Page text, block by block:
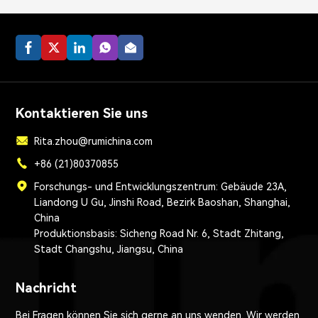
Kontaktieren Sie uns
Rita.zhou@rumichina.com
+86 (21)80370855
Forschungs- und Entwicklungszentrum: Gebäude 23A,
Liandong U Gu, Jinshi Road, Bezirk Baoshan, Shanghai,
China
Produktionsbasis: Sicheng Road Nr. 6, Stadt Zhitang,
Stadt Changshu, Jiangsu, China
Nachricht
Bei Fragen können Sie sich gerne an uns wenden. Wir werden